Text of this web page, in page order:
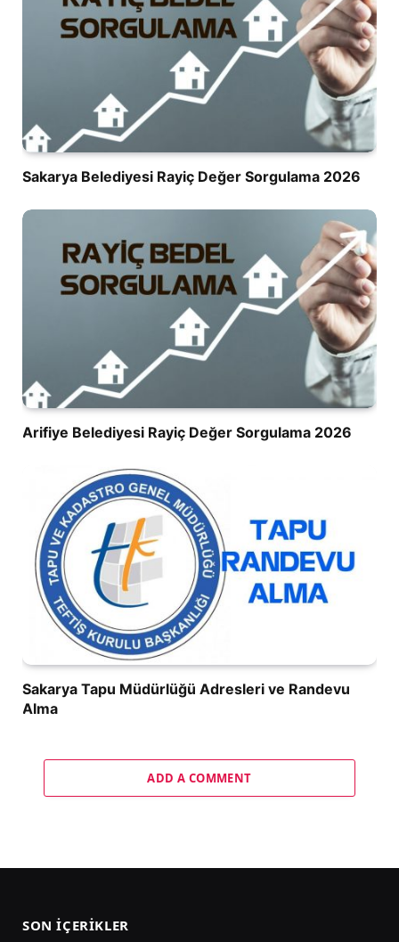
Sakarya Belediyesi Rayiç Değer Sorgulama 2026
Arifiye Belediyesi Rayiç Değer Sorgulama 2026
Sakarya Tapu Müdürlüğü Adresleri ve Randevu
Alma
ADD A COMMENT
SON İÇERIKLER